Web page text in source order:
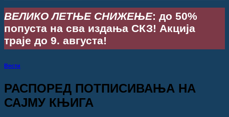
ВЕЛИКО ЛЕТЊЕ СНИЖЕЊЕ: до 50%
попуста на сва издања СКЗ! Акција
траје до 9. августа!
Вести
РАСПОРЕД ПОТПИСИВАЊА НА
САЈМУ КЊИГА